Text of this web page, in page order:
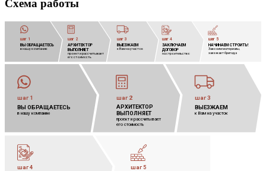
Схема работы
ВЫ ОБРАЩАЕТЕСЬ
в нашу компанию
шаг 1
ВЫЕЗЖАЕМ
к Вам на участок
шаг 3
НАЧИНАЕМ СТРОИТЬ!
Завозим материалы,
заезжает бригада
шаг 5
АРХИТЕКТОР
ВЫПОЛНЯЕТ
проект и рассчитывает
его стоимость
шаг 2
ЗАКЛЮЧАЕМ
ДОГОВОР
на строительство
шаг 4
ВЫ ОБРАЩАЕТЕСЬ
в нашу компанию
шаг 1
АРХИТЕКТОР
ВЫПОЛНЯЕТ
проект и рассчитывает
его стоимость
шаг 2
ВЫЕЗЖАЕМ
к Вам на участок
шаг 3
шаг 5
шаг 4